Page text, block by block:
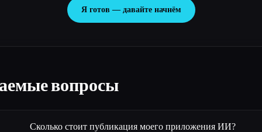
Я готов — давайте начнём
вопросы
Сколько стоит публикация моего приложения ИИ?